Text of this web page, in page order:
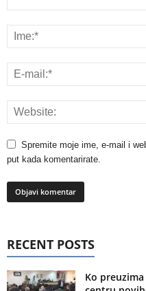
Spremite moje ime, e-mail i
put kada komentarirate.
RECENT POSTS
Ko